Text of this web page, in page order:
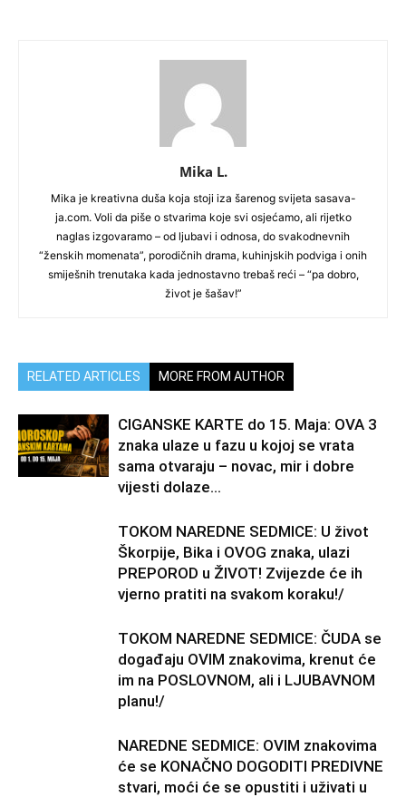
Mika L.
Mika je kreativna duša koja stoji iza šarenog svijeta sasava-
ja.com. Voli da piše o stvarima koje svi osjećamo, ali rijetko
naglas izgovaramo – od ljubavi i odnosa, do svakodnevnih
“ženskih momenata”, porodičnih drama, kuhinjskih podviga i onih
smiješnih trenutaka kada jednostavno trebaš reći – “pa dobro,
život je šašav!”
RELATED ARTICLES MORE FROM AUTHOR
CIGANSKE KARTE do 15. Maja: OVA 3
znaka ulaze u fazu u kojoj se vrata
sama otvaraju – novac, mir i dobre
vijesti dolaze...
TOKOM NAREDNE SEDMICE: U život
Škorpije, Bika i OVOG znaka, ulazi
PREPOROD u ŽIVOT! Zvijezde će ih
vjerno pratiti na svakom koraku!/
TOKOM NAREDNE SEDMICE: ČUDA se
događaju OVIM znakovima, krenut će
im na POSLOVNOM, ali i LJUBAVNOM
planu!/
NAREDNE SEDMICE: OVIM znakovima
će se KONAČNO DOGODITI PREDIVNE
stvari, moći će se opustiti i uživati u